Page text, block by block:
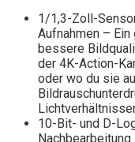
1/1,3-Zoll-
Aufnahmen –
bessere
der 4K-Action-
oder wo du sie
10-Bit- und D-